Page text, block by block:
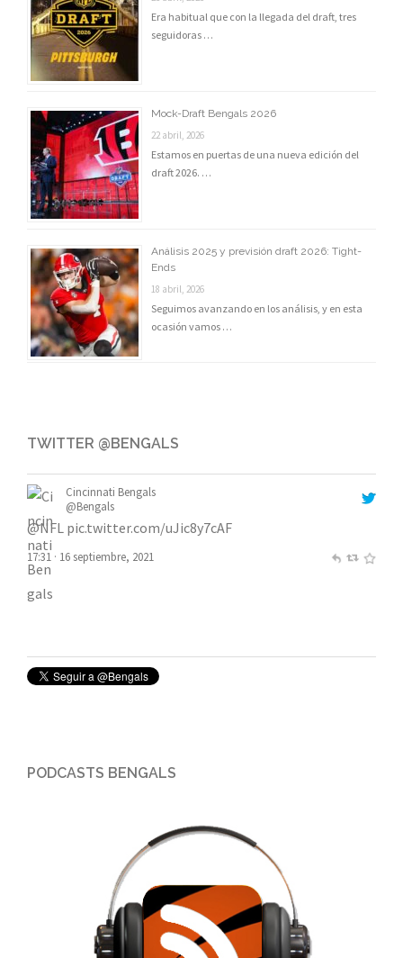
Era habitual que con la llegada del draft, tres
seguidoras …
Mock-Draft Bengals 2026
22 abril, 2026
Estamos en puertas de una nueva edición del
draft 2026. …
Análisis 2025 y previsión draft 2026: Tight-
Ends
18 abril, 2026
Seguimos avanzando en los análisis, y en esta
ocasión vamos …
TWITTER @BENGALS
Cincinnati Bengals
@Bengals
@NFL pic.twitter.com/uJic8y7cAF
17:31 · 16 septiembre, 2021
PODCASTS BENGALS